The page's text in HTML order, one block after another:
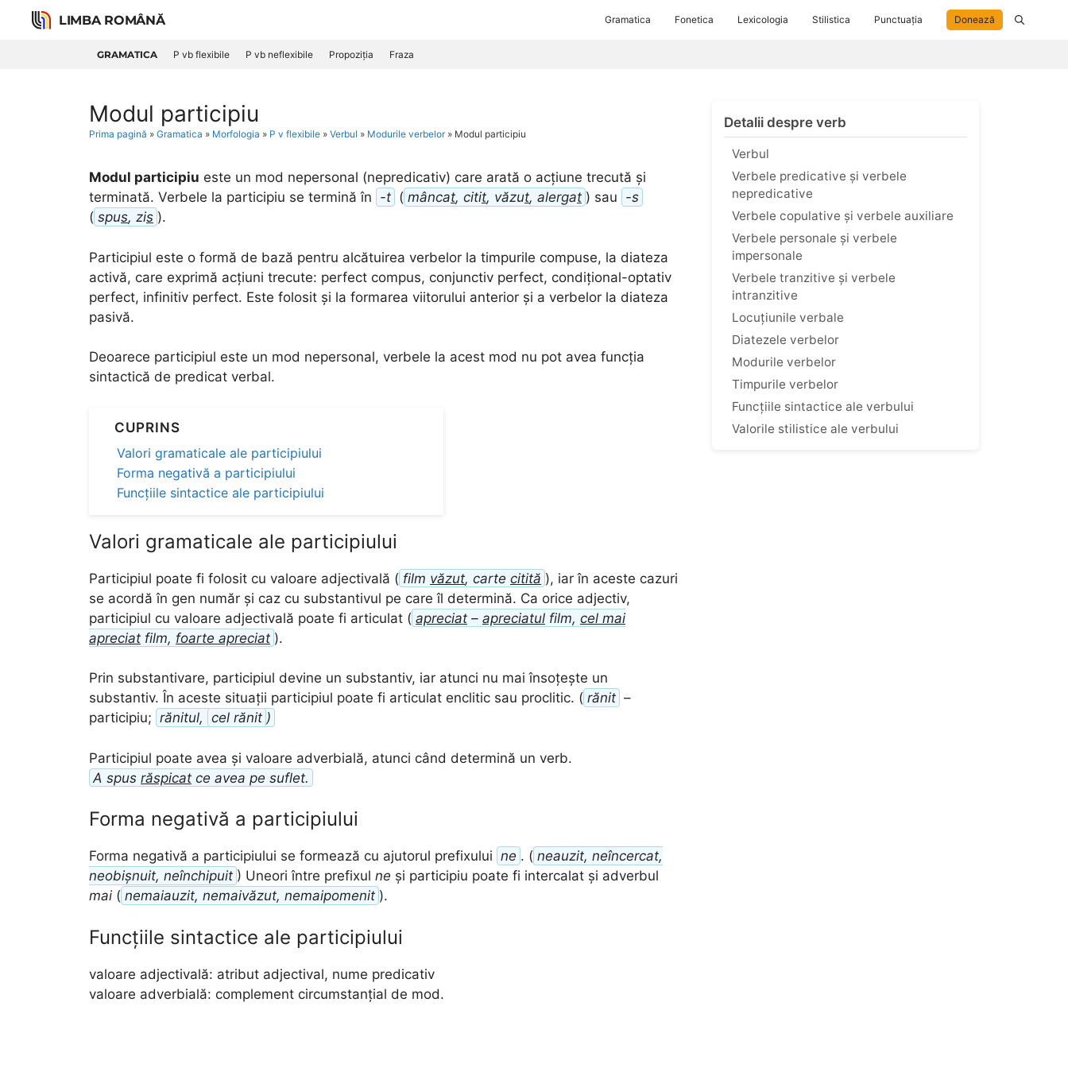
LIMBA ROMÂNĂ Gramatica Fonetica Lexicologia Stilistica Punctuația Donează
GRAMATICA P vb flexibile P vb neflexibile Propoziția Fraza
Modul participiu
Prima pagină » Gramatica » Morfologia » P v flexibile » Verbul » Modurile verbelor » Modul participiu
Modul participiu este un mod nepersonal (nepredicativ) care arată o acțiune trecută și
terminată. Verbele la participiu se termină în -t ( mâncat, citit, văzut, alergat ) sau -s
( spus, zis ).
Participiul este o formă de bază pentru alcătuirea verbelor la timpurile compuse, la diateza
activă, care exprimă acțiuni trecute: perfect compus, conjunctiv perfect, condițional-optativ
perfect, infinitiv perfect. Este folosit și la formarea viitorului anterior și a verbelor la diateza
pasivă.
Deoarece participiul este un mod nepersonal, verbele la acest mod nu pot avea funcția
sintactică de predicat verbal.
CUPRINS
Valori gramaticale ale participiului
Forma negativă a participiului
Funcțiile sintactice ale participiului
Valori gramaticale ale participiului
Participiul poate fi folosit cu valoare adjectivală ( film văzut, carte citită ), iar în aceste cazuri
se acordă în gen număr și caz cu substantivul pe care îl determină. Ca orice adjectiv,
participiul cu valoare adjectivală poate fi articulat ( apreciat – apreciatul film, cel mai
apreciat film, foarte apreciat ).
Prin substantivare, participiul devine un substantiv, iar atunci nu mai însoțește un
substantiv. În aceste situații participiul poate fi articulat enclitic sau proclitic. ( rănit –
participiu; rănitul, cel rănit )
Participiul poate avea și valoare adverbială, atunci când determină un verb.
A spus răspicat ce avea pe suflet.
Forma negativă a participiului
Forma negativă a participiului se formează cu ajutorul prefixului ne . ( neauzit, neîncercat,
neobișnuit, neînchipuit ) Uneori între prefixul ne și participiu poate fi intercalat și adverbul
mai ( nemaiauzit, nemaivăzut, nemaipomenit ).
Funcțiile sintactice ale participiului
valoare adjectivală: atribut adjectival, nume predicativ
valoare adverbială: complement circumstanțial de mod.
Detalii despre verb
Verbul
Verbele predicative și verbele
nepredicative
Verbele copulative și verbele auxiliare
Verbele personale și verbele
impersonale
Verbele tranzitive și verbele
intranzitive
Locuțiunile verbale
Diatezele verbelor
Modurile verbelor
Timpurile verbelor
Funcțiile sintactice ale verbului
Valorile stilistice ale verbului